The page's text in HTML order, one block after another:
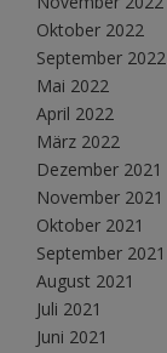
Oktober 2022
September 2022
Mai 2022
April 2022
März 2022
Dezember 2021
November 2021
Oktober 2021
September 2021
August 2021
Juli 2021
Juni 2021